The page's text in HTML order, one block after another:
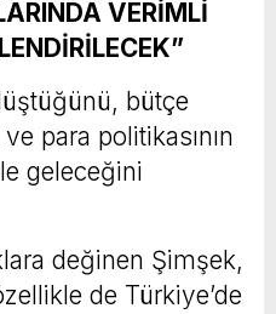
VERİMLİ
bütçe
ve para politikasının
geleceğini
değinen Şimşek,
de Türkiye’de